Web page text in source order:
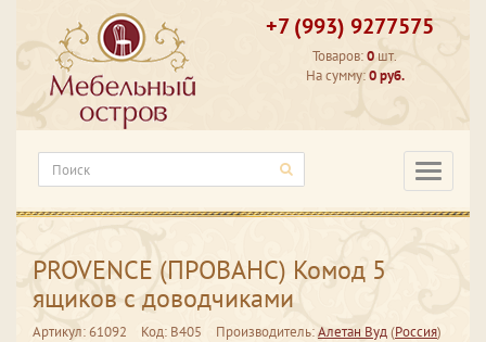
+7 (993) 9277575
Товаров:0 шт.
На сумму:0 руб.
PROVENCE (ПРОВАНС) Комод 5
ящиков с доводчиками
Артикул: 61092 Код: В405 Производитель:Алетан Вуд(Россия)